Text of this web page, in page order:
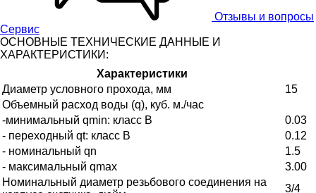
Отзывы и вопросы
Сервис
ОСНОВНЫЕ ТЕХНИЧЕСКИЕ ДАННЫЕ И
ХАРАКТЕРИСТИКИ:
Характеристики
Диаметр условного прохода, мм
15
Объемный расход воды (q), куб. м./час
-минимальный qmin: класс В
0.03
- переходный qt: класс В
0.12
- номинальный qn
1.5
- максимальный qmax
3.00
Номинальный диаметр резьбового соединения на
3/4